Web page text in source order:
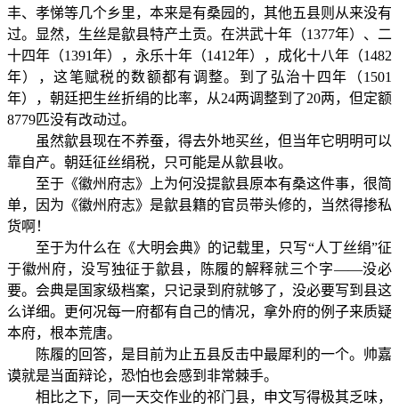
丰、孝悌等几个乡里，本来是有桑园的，其他五县则从来没有
过。显然，生丝是歙县特产土贡。在洪武十年（1377年）、二
十四年（1391年），永乐十年（1412年），成化十八年（1482
年），这笔赋税的数额都有调整。到了弘治十四年（1501
年），朝廷把生丝折绢的比率，从24两调整到了20两，但定额
8779匹没有改动过。
虽然歙县现在不养蚕，得去外地买丝，但当年它明明可以
靠自产。朝廷征丝绢税，只可能是从歙县收。
至于《徽州府志》上为何没提歙县原本有桑这件事，很简
单，因为《徽州府志》是歙县籍的官员带头修的，当然得掺私
货啊！
至于为什么在《大明会典》的记载里，只写“人丁丝绢”征
于徽州府，没写独征于歙县，陈履的解释就三个字——没必
要。会典是国家级档案，只记录到府就够了，没必要写到县这
么详细。更何况每一府都有自己的情况，拿外府的例子来质疑
本府，根本荒唐。
陈履的回答，是目前为止五县反击中最犀利的一个。帅嘉
谟就是当面辩论，恐怕也会感到非常棘手。
相比之下，同一天交作业的祁门县，申文写得极其乏味，